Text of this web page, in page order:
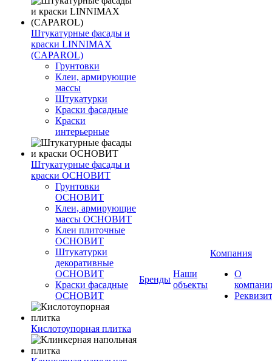
Штукатурные фасады и
краски LINNIMAX
(CAPAROL)
Грунтовки
Клеи, армирующие
массы
Штукатурки
Краски фасадные
Краски
интерьерные
Штукатурные фасады и
краски ОСНОВИТ
Грунтовки
ОСНОВИТ
Клеи, армирующие
массы ОСНОВИТ
Клеи плиточные
ОСНОВИТ
Штукатурки
декоративные
ОСНОВИТ
Краски фасадные
ОСНОВИТ
Кислотоупорная плитка
Бренды
Наши
объекты
Компания
О